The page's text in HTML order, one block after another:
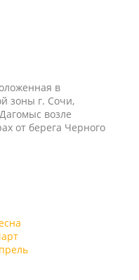
в
зоны г. Сочи,
возле
от берега Черного